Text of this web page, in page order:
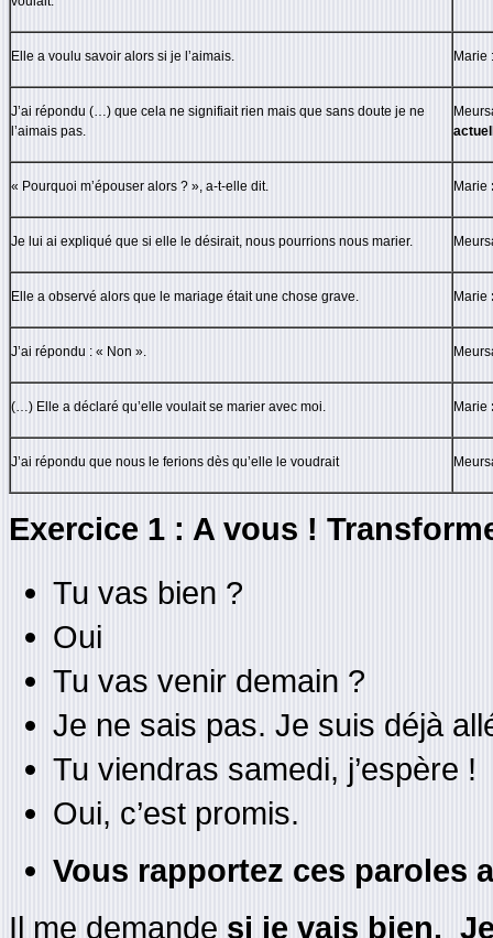
Elle a voulu savoir alors si je l’aimais. Marie
J’ai répondu (…) que cela ne signifiait rien mais que sans doute je ne
l’aimais pas.
« Pourquoi m’épouser alors ? », a-t-elle dit. Marie
Je lui ai expliqué que si elle le désirait, nous pourrions nous marier.
Elle a observé alors que le mariage était une chose grave. Marie
J’ai répondu : « Non ».
(…) Elle a déclaré qu’elle voulait se marier avec moi. Marie
J’ai répondu que nous le ferions dès qu’elle le voudrait
Exercice 1 : A vous !
Tu vas bien ?
Oui
Tu vas venir demain ?
Je ne sais pas. Je suis déjà
Tu viendras samedi, j’espère !
Oui, c’est promis.
Vous rapportez ces paroles
Il me demande si je vais bien.